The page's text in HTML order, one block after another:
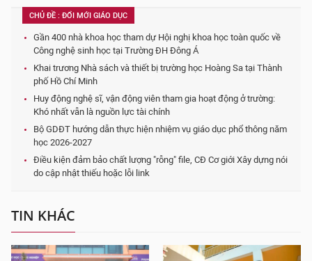
CHỦ ĐỀ : ĐỔI MỚI GIÁO DỤC
Gần 400 nhà khoa học tham dự Hội nghị khoa học toàn quốc về
Công nghệ sinh học tại Trường ĐH Đông Á
Khai trương Nhà sách và thiết bị trường học Hoàng Sa tại Thành
phố Hồ Chí Minh
Huy động nghệ sĩ, vận động viên tham gia hoạt động ở trường:
Khó nhất vẫn là nguồn lực tài chính
Bộ GDĐT hướng dẫn thực hiện nhiệm vụ giáo dục phổ thông năm
học 2026-2027
Điều kiện đảm bảo chất lượng "rỗng" file, CĐ Cơ giới Xây dựng nói
do cập nhật thiếu hoặc lỗi link
TIN KHÁC